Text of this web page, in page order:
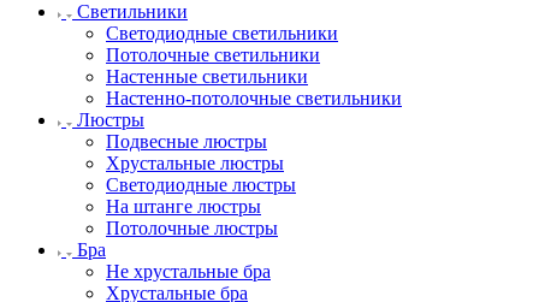
Светильники
Светодиодные светильники
Потолочные светильники
Настенные светильники
Настенно-потолочные светильники
Люстры
Подвесные люстры
Хрустальные люстры
Светодиодные люстры
На штанге люстры
Потолочные люстры
Бра
Не хрустальные бра
Хрустальные бра